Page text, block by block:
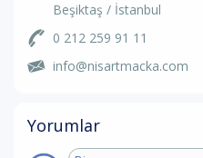
Beşiktaş / İstanbul
0 212 259 91 11
info@nisartmacka.com
Yorumlar